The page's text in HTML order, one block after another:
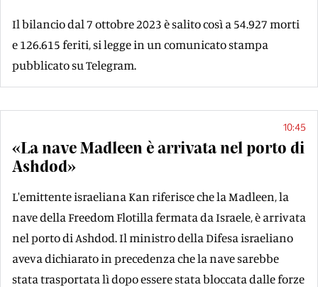
Il bilancio dal 7 ottobre 2023 è salito così a 54.927 morti
e 126.615 feriti, si legge in un comunicato stampa
pubblicato su Telegram.
10:45
«La nave Madleen è arrivata nel porto di
Ashdod»
L'emittente israeliana Kan riferisce che la Madleen, la
nave della Freedom Flotilla fermata da Israele, è arrivata
nel porto di Ashdod. Il ministro della Difesa israeliano
aveva dichiarato in precedenza che la nave sarebbe
stata trasportata lì dopo essere stata bloccata dalle forze